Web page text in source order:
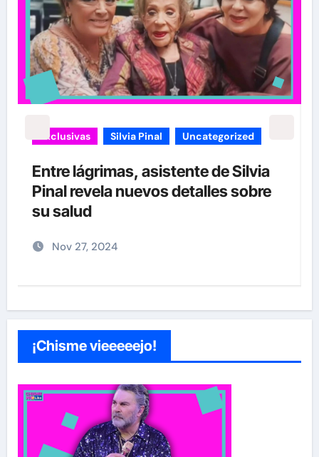
carolina Sandoval Exclusivas
¡EXCLUSIVA! Revelamos la verdad
detrás del divorcio de Carolina
Sandoval y Nick Hernández
Nov 26, 2024
¡Chisme vieeeeejo!